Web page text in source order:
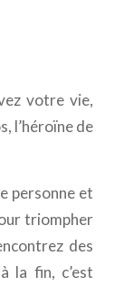
votre vie,
l’héroïne de
personne et
triompher
des
la fin, c’est